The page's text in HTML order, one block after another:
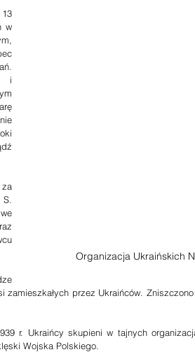
Organizacja Ukraińskich
w
i
zamieszkałych przez Ukraińców.
r. Ukraińcy skupieni w tajnych
Wojska Polskiego.